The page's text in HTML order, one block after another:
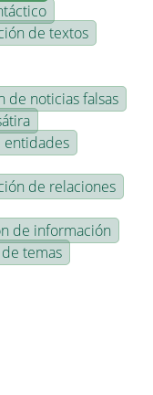
de textos
de noticias falsas
entidades
de relaciones
de información
temas